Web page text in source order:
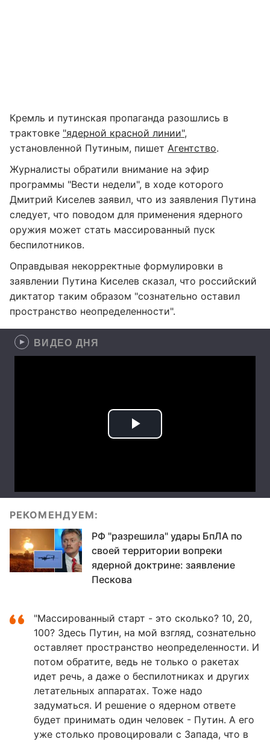
Кремль и путинская пропаганда разошлись в
трактовке "ядерной красной линии",
установленной Путиным, пишет Агентство.
Журналисты обратили внимание на эфир
программы "Вести недели", в ходе которого
Дмитрий Киселев заявил, что из заявления Путина
следует, что поводом для применения ядерного
оружия может стать массированный пуск
беспилотников.
Оправдывая некорректные формулировки в
заявлении Путина Киселев сказал, что российский
диктатор таким образом "сознательно оставил
пространство неопределенности".
ВИДЕО ДНЯ
РЕКОМЕНДУЕМ:
РФ "разрешила" удары БпЛА по
своей территории вопреки
ядерной доктрине: заявление
Пескова
"Массированный старт - это сколько? 10, 20,
100? Здесь Путин, на мой взгляд, сознательно
оставляет пространство неопределенности. И
потом обратите, ведь не только о ракетах
идет речь, а даже о беспилотниках и других
летательных аппаратах. Тоже надо
задуматься. И решение о ядерном ответе
будет принимать один человек - Путин. А его
уже столько провоцировали с Запада, что в